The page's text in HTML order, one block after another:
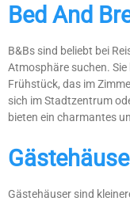
Bed And
B&Bs sind beliebt bei
Atmosphäre suchen.
Frühstück, das im
sich im Stadtzentrum
bieten ein charmantes
Gästehäuser sind